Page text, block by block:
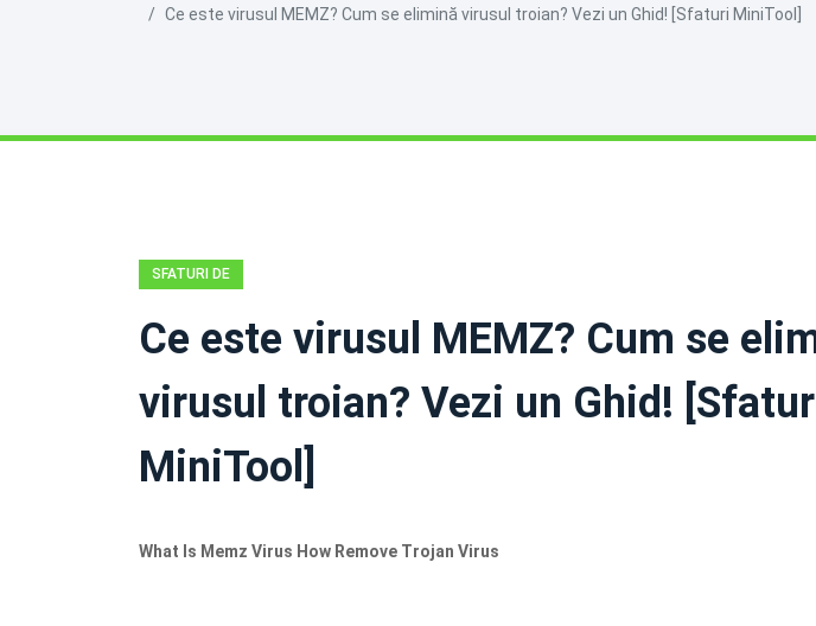
Ce este virusul MEMZ? Cum se elimină virusul troian? Vezi un Ghid! [Sfaturi MiniTool]
SFATURI DE
Ce este virusul MEMZ? Cum se
virusul troian? Vezi un Ghid!
MiniTool]
What Is Memz Virus How Remove Trojan Virus